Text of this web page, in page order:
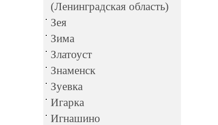
(Ленинградская область)
Зея
Зима
Златоуст
Знаменск
Зуевка
Игарка
Игнашино